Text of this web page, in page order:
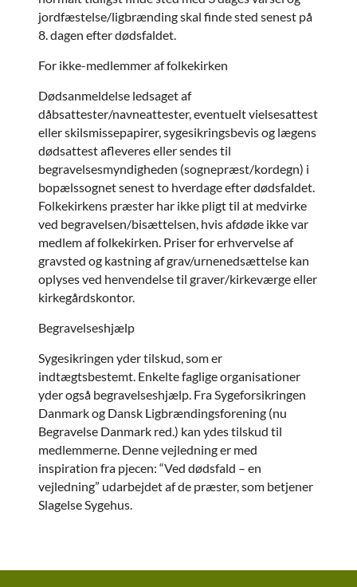
jordfæstelse/ligbrænding skal finde sted senest på
8. dagen efter dødsfaldet.
For ikke-medlemmer af folkekirken
Dødsanmeldelse ledsaget af
dåbsattester/navneattester, eventuelt vielsesattest
eller skilsmissepapirer, sygesikringsbevis og lægens
dødsattest afleveres eller sendes til
begravelsesmyndigheden (sognepræst/kordegn) i
bopælssognet senest to hverdage efter dødsfaldet.
Folkekirkens præster har ikke pligt til at medvirke
ved begravelsen/bisættelsen, hvis afdøde ikke var
medlem af folkekirken. Priser for erhvervelse af
gravsted og kastning af grav/urnenedsættelse kan
oplyses ved henvendelse til graver/kirkeværge eller
kirkegårdskontor.
Begravelseshjælp
Sygesikringen yder tilskud, som er
indtægtsbestemt. Enkelte faglige organisationer
yder også begravelseshjælp. Fra Sygeforsikringen
Danmark og Dansk Ligbrændingsforening (nu
Begravelse Danmark red.) kan ydes tilskud til
medlemmerne. Denne vejledning er med
inspiration fra pjecen: “Ved dødsfald – en
vejledning” udarbejdet af de præster, som betjener
Slagelse Sygehus.